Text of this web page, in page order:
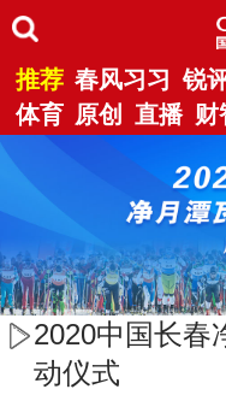
推荐 春风习习 锐
体育 原创 直播 财
2020中国长春
动仪式